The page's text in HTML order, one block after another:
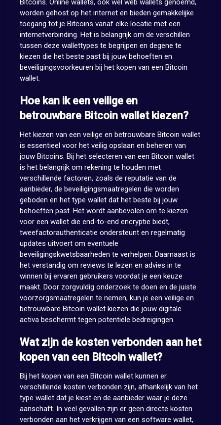
Bitcoins. Online wallets, ook wel web wallets genoemd,
worden gehost op het internet en bieden gemakkelijke
toegang tot je Bitcoins vanaf elke locatie met een
internetverbinding. Het is belangrijk om de verschillen
tussen deze wallettypes te begrijpen en degene te
kiezen die het beste past bij jouw behoeften en
beveiligingsvoorkeuren bij het kopen van een Bitcoin
wallet.
Hoe kan ik een veilige en
betrouwbare Bitcoin wallet kiezen?
Het kiezen van een veilige en betrouwbare Bitcoin wallet
is essentieel voor het veilig opslaan en beheren van
jouw Bitcoins. Bij het selecteren van een Bitcoin wallet
is het belangrijk om rekening te houden met
verschillende factoren, zoals de reputatie van de
aanbieder, de beveiligingsmaatregelen die worden
geboden en het type wallet dat het beste bij jouw
behoeften past. Het wordt aanbevolen om te kiezen
voor een wallet die end-to-end encryptie biedt,
tweefactorauthenticatie ondersteunt en regelmatig
updates uitvoert om eventuele
beveiligingskwetsbaarheden te verhelpen. Daarnaast is
het verstandig om reviews te lezen en advies in te
winnen bij ervaren gebruikers voordat je een keuze
maakt. Door zorgvuldig onderzoek te doen en de juiste
voorzorgsmaatregelen te nemen, kun je een veilige en
betrouwbare Bitcoin wallet kiezen die jouw digitale
activa beschermt tegen potentiële bedreigingen.
Wat zijn de kosten verbonden aan het
kopen van een Bitcoin wallet?
Bij het kopen van een Bitcoin wallet kunnen er
verschillende kosten verbonden zijn, afhankelijk van het
type wallet dat je kiest en de aanbieder waar je deze
aanschaft. In veel gevallen zijn er geen directe kosten
verbonden aan het verkrijgen van een software wallet,